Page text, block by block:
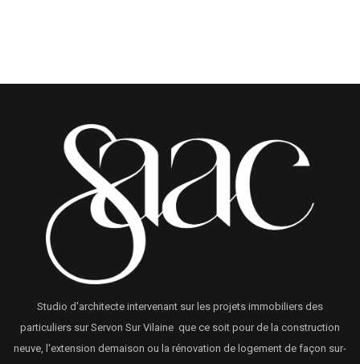
Studio d'architecte intervenant sur les projets immobiliers des
particuliers sur Servon Sur Vilaine que ce soit pour de la construction
neuve, l'extension demaison ou la rénovation de logement de façon sur-